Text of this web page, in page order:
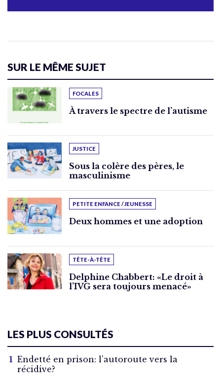
SUR LE MÊME SUJET
FOCALES
À travers le spectre de l’autisme
JUSTICE
Sous la colère des pères, le
masculinisme
PETITE ENFANCE / JEUNESSE
Deux hommes et une adoption
TÊTE-À-TÊTE
Delphine Chabbert: «Le droit à
l’IVG sera toujours menacé»
LES PLUS CONSULTÉS
Endetté en prison: l’autoroute vers la
récidive?